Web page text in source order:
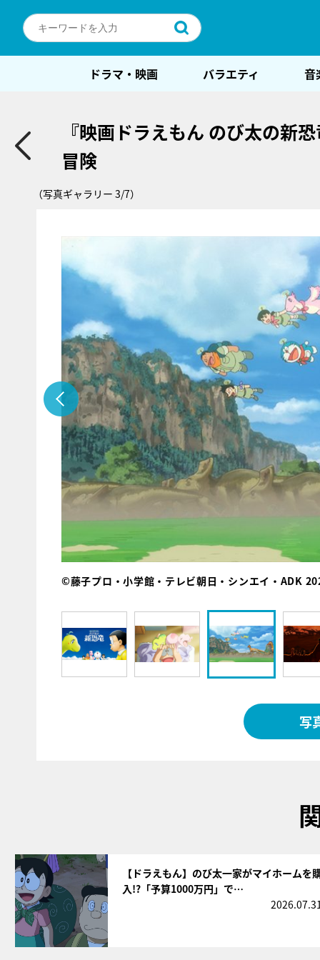
ドラマ・映画 バラエティ 音
『映画ドラえもん のび太の新
冒険
（写真ギャラリー 3/7）
©藤子プロ・小学館・テレビ朝日・シンエイ・ADK
写
【ドラえもん】のび太一家がマイホームを
入!?「予算1000万円」で…